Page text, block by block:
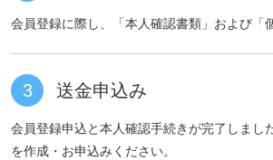
会員登録に際し、「本人確認書類」および
3 送金申込み
会員登録申込と本人確認手続きが完了しまし
を作成・お申込みください。